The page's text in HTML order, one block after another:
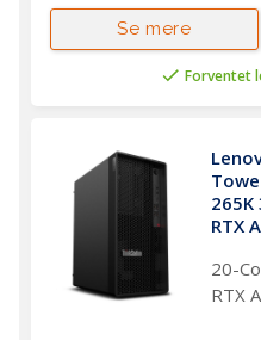
Forventet
Se mere
265K
RTX
20-
RTX